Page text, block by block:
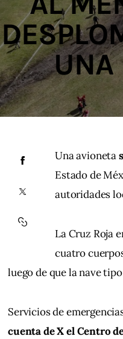
UNA
Una avioneta
Estado de
autoridades
La Cruz Roja
cuatro
luego de que la nave
Servicios de
cuenta de X el Centro